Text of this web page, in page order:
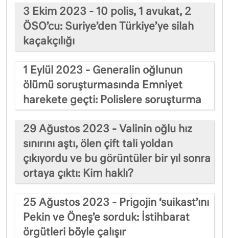
3 Ekim 2023 - 10 polis, 1 avukat, 2
ÖSO’cu: Suriye’den Türkiye’ye silah
kaçakçılığı
1 Eylül 2023 - Generalin oğlunun
ölümü soruşturmasında Emniyet
harekete geçti: Polislere soruşturma
29 Ağustos 2023 - Valinin oğlu hız
sınırını aştı, ölen çift tali yoldan
çıkıyordu ve bu görüntüler bir yıl sonra
ortaya çıktı: Kim haklı?
25 Ağustos 2023 - Prigojin ‘suikast’ını
Pekin ve Öneş’e sorduk: İstihbarat
örgütleri böyle çalışır